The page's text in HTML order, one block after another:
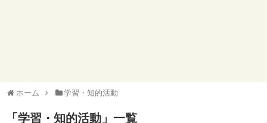
ホーム 学習・知的活動
「 学習・知的活動 」 一覧